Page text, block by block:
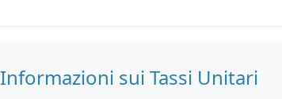
Informazioni sui Tassi Unitari